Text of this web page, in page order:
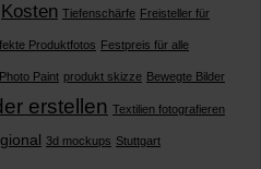
Kosten Tiefenschärfe Freisteller für
Produktfotos Festpreis für alle
Paint produkt skizze Bewegte Bilder
erstellen Textilien fotografieren
3d mockups Stuttgart